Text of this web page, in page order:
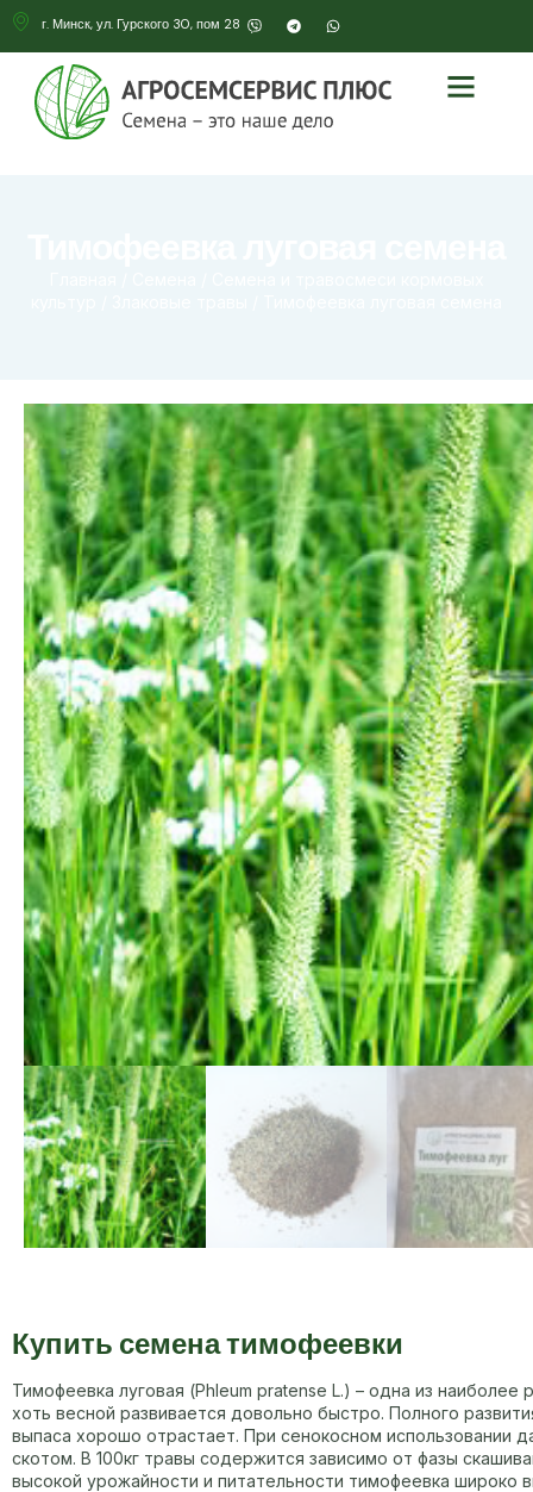
г. Минск, ул. Гурского 30, пом 28
Купить семена тимофеевки
Тимофеевка луговая (Phleum pratense L.) – одна из
хоть весной развивается довольно быстро. Полного
выпаса хорошо отрастает. При сенокосном использовании
скотом. В 100кг травы содержится зависимо от фазы
высокой урожайности и питательности тимофеевка широко